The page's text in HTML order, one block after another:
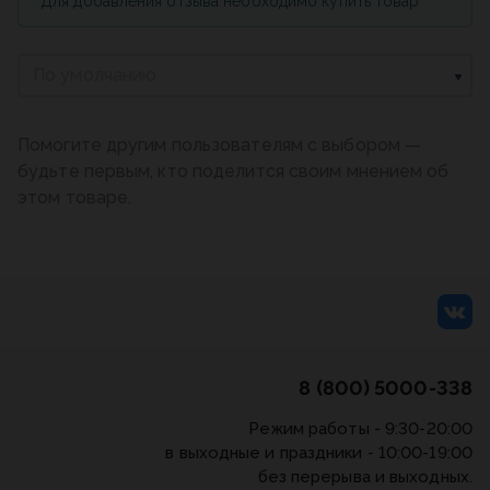
8 (800) 5000-338
Режим работы - 9:30-20:00
в выходные и праздники - 10:00-19:00
без перерыва и выходных.